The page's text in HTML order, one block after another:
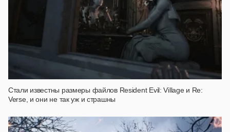
Стали известны размеры файлов Resident Evil: Village и Re:
Verse, и они не так уж и страшны